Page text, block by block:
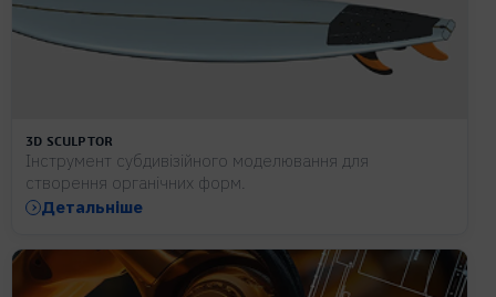
3D SCULPTOR
Інструмент субдивізійного моделювання для
створення органічних форм.
Детальніше